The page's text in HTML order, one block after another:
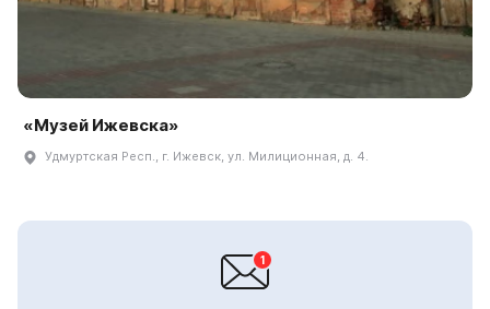
«Музей Ижевска»
Удмуртская Респ., г. Ижевск, ул. Милиционная, д. 4.